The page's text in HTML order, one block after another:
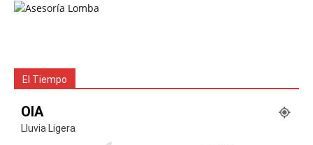
El Tiempo
OIA
Lluvia Ligera